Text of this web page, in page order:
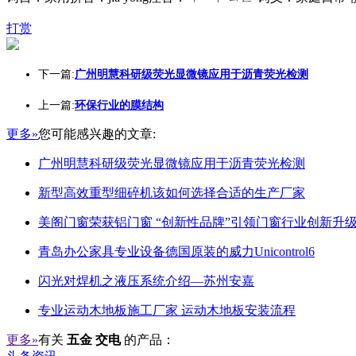
打赏
下一篇:广州明慧科研级荧光显微镜应用于沥青荧光检测
上一篇:环保行业的膜结构
更多»您可能感兴趣的文章:
广州明慧科研级荧光显微镜应用于沥青荧光检测
新型高效重型细碎机该如何选择合适的生产厂家
美阁门窗荣获铝门窗 “创新性品牌”引领门窗行业创新升
青岛办公家具专业设备德国原装的威力Unicontrol6
闪光对焊机之液压系统介绍—苏州安嘉
专业运动木地板施工厂家 运动木地板安装流程
更多»有关 五金 交电 的产品：